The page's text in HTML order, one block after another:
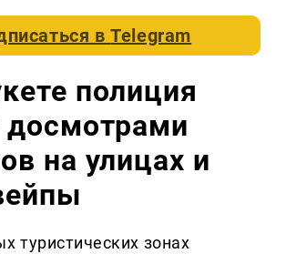
вTelegram
полиция
досмотрами
на улицах и
туристических зонах